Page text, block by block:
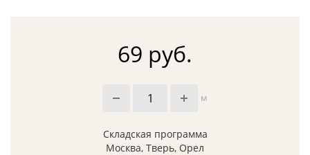
69 руб.
м
Складская программа
Москва, Тверь, Орел